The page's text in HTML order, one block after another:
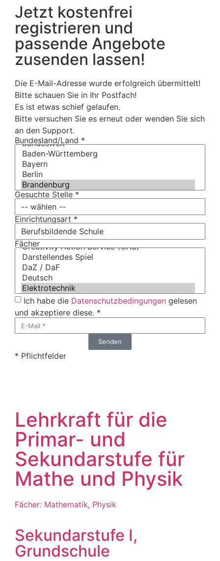
Jetzt kostenfrei
registrieren und
passende Angebote
zusenden lassen!
Die E-Mail-Adresse wurde erfolgreich übermittelt!
Bitte schauen Sie in Ihr Postfach!
Es ist etwas schief gelaufen.
Bitte versuchen Sie es erneut oder wenden Sie sich
an den Support.
Bundesland/Land *
Gesuchte Stelle *
Einrichtungsart *
Fächer
Ich habe die Datenschutzbedingungen gelesen
und akzeptiere diese. *
Senden
* Pflichtfelder
Lehrkraft für die
Primar- und
Sekundarstufe für
Mathe und Physik
Fächer: Mathematik, Physik
Sekundarstufe I,
Grundschule